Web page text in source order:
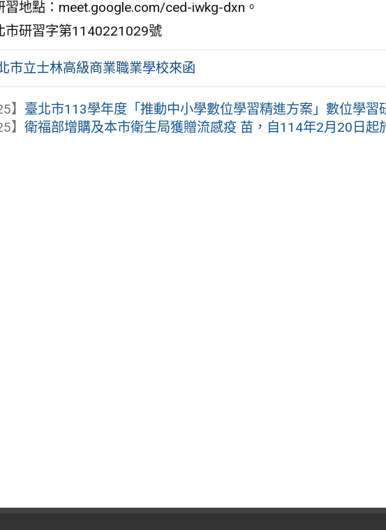
習地點：meet.google.com/ced-iwkg-dxn。
市研習字第1140221029號
市立士林高級商業職業學校來函
】 臺北市113學年度「推動中小學數位學習精進方案」數位學習
】衛福部增購及本市衛生局獲贈流感疫 苗，自114年2月20日起